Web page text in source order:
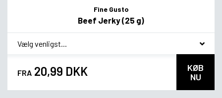
Fine Gusto
Beef Jerky (25 g)
* Smagsvariant
FRA 20,99 DKK
KØB
NU